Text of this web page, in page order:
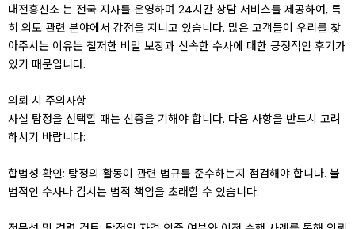
대전흥신소 는 전국 지사를 운영하며 24시간 상담 서비스를 제공하여, 특
히 외도 관련 분야에서 강점을 지니고 있습니다. 많은 고객들이 우리를 찾
아주시는 이유는 철저한 비밀 보장과 신속한 수사에 대한 긍정적인 후기가
있기 때문입니다.
의뢰 시 주의사항
사설 탐정을 선택할 때는 신중을 기해야 합니다. 다음 사항을 반드시 고려
하시기 바랍니다:
합법성 확인: 탐정의 활동이 관련 법규를 준수하는지 점검해야 합니다. 불
법적인 수사나 감시는 법적 책임을 초래할 수 있습니다.